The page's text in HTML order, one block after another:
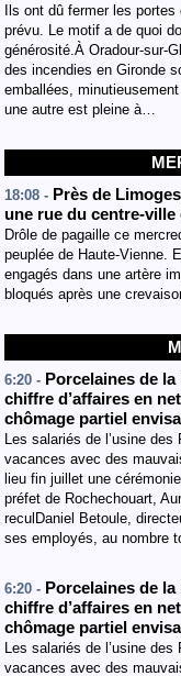
Ils ont dû fermer les
prévu. Le motif a de quoi
générosité.À Oradour-sur-
des incendies en Gironde
emballées,
une autre est pleine à…
18:08 - Près de
une rue du centre-
Drôle de pagaille ce
peuplée de Haute-Vienne.
engagés dans une artère
bloqués après une
6:20 - Porcelaines de
chiffre d’affaires en
chômage partiel
Les salariés de l’usine
vacances avec des
lieu fin juillet une
préfet de Rochechouart,
reculDaniel Betoule,
ses employés, au nombre
6:20 - Porcelaines de
chiffre d’affaires en
chômage partiel
Les salariés de l’usine
vacances avec des